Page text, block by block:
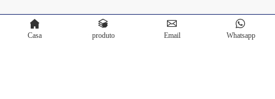
Casa produto Email Whatsapp